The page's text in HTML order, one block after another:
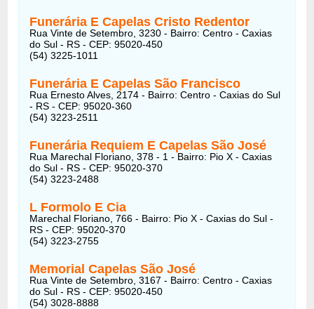
Funerária E Capelas Cristo Redentor
Rua Vinte de Setembro, 3230 - Bairro: Centro - Caxias
do Sul - RS - CEP: 95020-450
(54) 3225-1011
Funerária E Capelas São Francisco
Rua Ernesto Alves, 2174 - Bairro: Centro - Caxias do Sul
- RS - CEP: 95020-360
(54) 3223-2511
Funerária Requiem E Capelas São José
Rua Marechal Floriano, 378 - 1 - Bairro: Pio X - Caxias
do Sul - RS - CEP: 95020-370
(54) 3223-2488
L Formolo E Cia
Marechal Floriano, 766 - Bairro: Pio X - Caxias do Sul -
RS - CEP: 95020-370
(54) 3223-2755
Memorial Capelas São José
Rua Vinte de Setembro, 3167 - Bairro: Centro - Caxias
do Sul - RS - CEP: 95020-450
(54) 3028-8888